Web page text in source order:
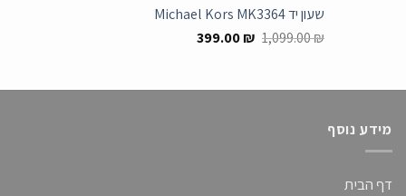
299.00 ₪.
99.00 ₪.
שעון יד Michael Kors MK3364
1,099.00₪
המחיר
1,099.00 ₪.
399.00₪
המחיר
399.00 ₪.
מידע נוסף
דף הבית